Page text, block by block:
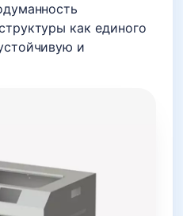
как единого
и